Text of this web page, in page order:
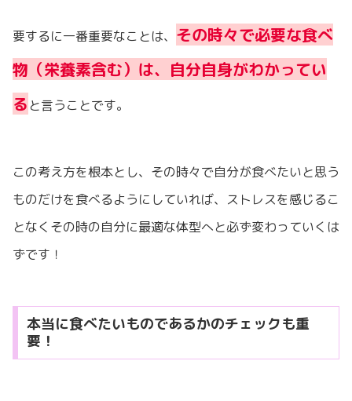
要するに一番重要なことは、 その時々で必要な食べ
物（栄養素含む）は、自分自身がわかってい
ると言うことです。
この考え方を根本とし、その時々で自分が食べたいと思う
ものだけを食べるようにしていれば、ストレスを感じるこ
となくその時の自分に最適な体型へと必ず変わっていくは
ずです！
本当に食べたいものであるかのチェックも重
要！